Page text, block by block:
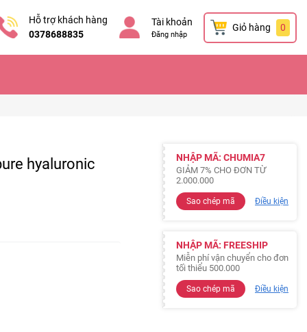
Hỗ trợ khách hàng
0378688835
Tài khoản
Đăng nhập
Giỏ hàng 0
hyaluronic
NHẬP MÃ: CHUMIA7
GIẢM 7% CHO ĐƠN TỪ
2.000.000
Sao chép mã Điều kiện
NHẬP MÃ: FREESHIP
Miễn phí vận chuyển cho đơn
tối thiểu 500.000
Sao chép mã Điều kiện